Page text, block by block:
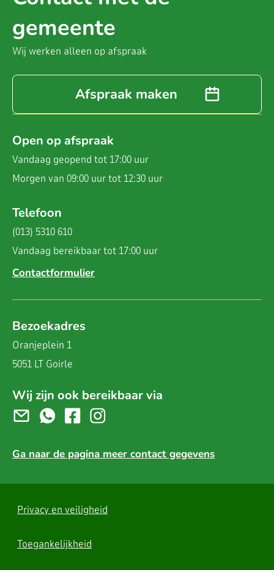
gemeente
Wij werken alleen op afspraak
Afspraak maken
Open op afspraak
Vandaag geopend tot 17:00 uur
Morgen van 09:00 uur tot 12:30 uur
Telefoon
(013) 5310 610
Vandaag bereikbaartot 17:00 uur
Contactformulier
Bezoekadres
Oranjeplein 1
5051 LT Goirle
Wij zijn ook bereikbaar via
Ga naar de pagina meer contact gegevens
Privacy en veiligheid
Toegankelijkheid